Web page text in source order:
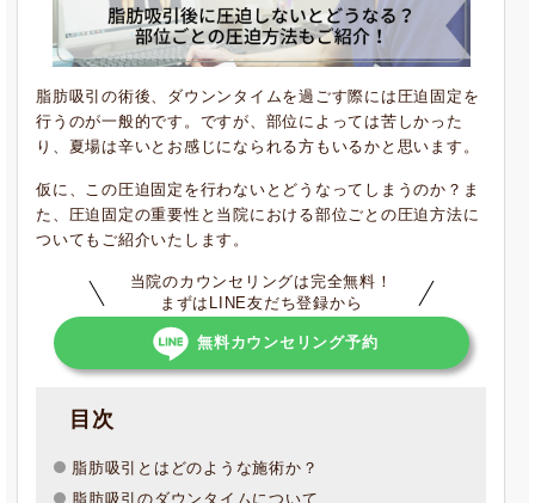
脂肪吸引の術後、ダウンンタイムを過ごす際には圧迫固定を
行うのが一般的です。ですが、部位によっては苦しかった
り、夏場は辛いとお感じになられる方もいるかと思います。
仮に、この圧迫固定を行わないとどうなってしまうのか？ま
た、圧迫固定の重要性と当院における部位ごとの圧迫方法に
ついてもご紹介いたします。
当院のカウンセリングは完全無料！
まずはLINE友だち登録から
無料カウンセリング予約
目次
脂肪吸引とはどのような施術か？
脂肪吸引のダウンタイムについて